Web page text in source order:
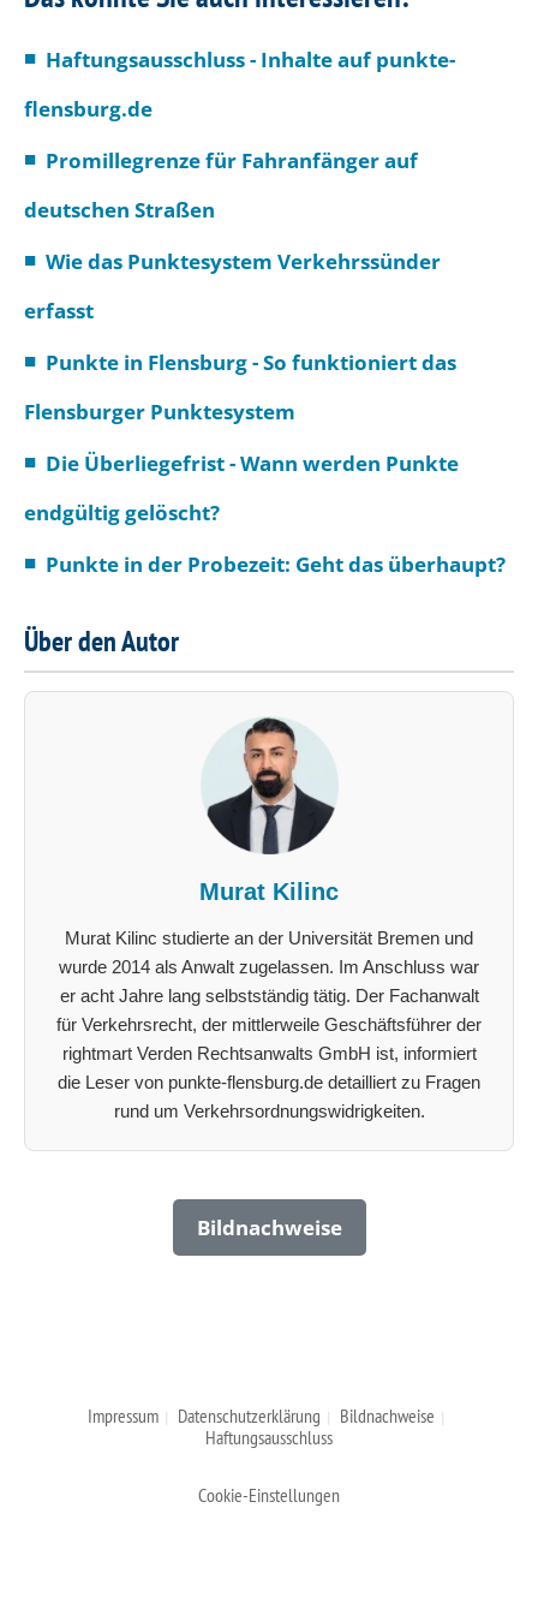
Haftungsausschluss - Inhalte auf punkte-
flensburg.de
Promillegrenze für Fahranfänger auf
deutschen Straßen
Wie das Punktesystem Verkehrssünder
erfasst
Punkte in Flensburg - So funktioniert das
Flensburger Punktesystem
Die Überliegefrist - Wann werden Punkte
endgültig gelöscht?
Punkte in der Probezeit: Geht das überhaupt?
Über den Autor
Murat Kilinc
Murat Kilinc studierte an der Universität Bremen und
wurde 2014 als Anwalt zugelassen. Im Anschluss war
er acht Jahre lang selbstständig tätig. Der Fachanwalt
für Verkehrsrecht, der mittlerweile Geschäftsführer der
rightmart Verden Rechtsanwalts GmbH ist, informiert
die Leser von punkte-flensburg.de detailliert zu Fragen
rund um Verkehrsordnungswidrigkeiten.
Bildnachweise
Impressum Datenschutzerklärung
Bildnachweise
Haftungsausschluss
Cookie-Einstellungen